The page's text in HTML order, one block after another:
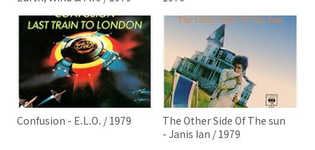
Confusion - E.L.O. / 1979
The Other Side Of The sun
- Janis Ian / 1979